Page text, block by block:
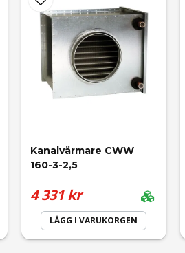
Kanalvärmare CWW
160-3-2,5
4 331 kr
LÄGG I VARUKORGEN